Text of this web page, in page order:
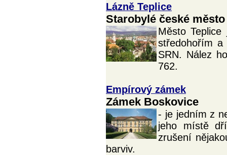
Lázně Teplice
Starobylé české město
Město
středohořím a
SRN. Nález
762.
Empírový zámek
Zámek Boskovice
- je jedním z
jeho místě
zrušení
barviv.